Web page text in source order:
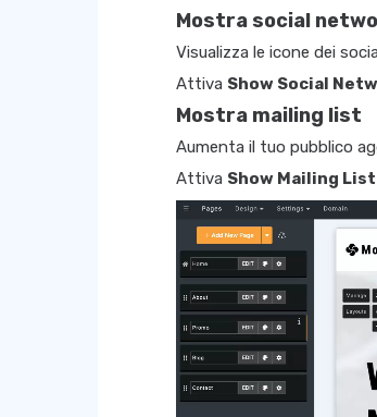
Mostra social
Visualizza le icone dei
Attiva Show Social
Mostra mailing list
Aumenta il tuo pubblico
Attiva Show Mailing List